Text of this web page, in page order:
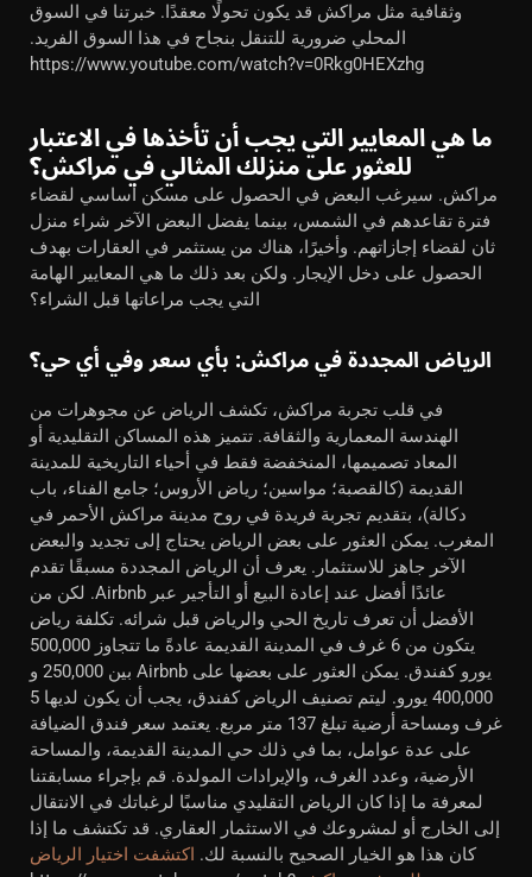
وثقافية مثل مراكش قد يكون تحولًا معقدًا. خبرتنا في السوق
المحلي ضرورية للتنقل بنجاح في هذا السوق الفريد.
https://www.youtube.com/watch?v=0Rkg0HEXzhg
ما هي المعايير التي يجب أن تأخذها في الاعتبار
للعثور على منزلك المثالي في مراكش؟
مراكش. سيرغب البعض في الحصول على مسكن أساسي لقضاء
فترة تقاعدهم في الشمس، بينما يفضل البعض الآخر شراء منزل
ثان لقضاء إجازاتهم. وأخيرًا، هناك من يستثمر في العقارات بهدف
الحصول على دخل الإيجار. ولكن بعد ذلك ما هي المعايير الهامة
التي يجب مراعاتها قبل الشراء؟
الرياض المجددة في مراكش: بأي سعر وفي أي حي؟
في قلب تجربة مراكش، تكشف الرياض عن مجوهرات من
الهندسة المعمارية والثقافة. تتميز هذه المساكن التقليدية أو
المعاد تصميمها، المنخفضة فقط في أحياء التاريخية للمدينة
القديمة (كالقصبة؛ مواسين؛ رياض الأروس؛ جامع الفناء، باب
دكالة)، بتقديم تجربة فريدة في روح مدينة مراكش الأحمر في
المغرب. يمكن العثور على بعض الرياض يحتاج إلى تجديد والبعض
الآخر جاهز للاستثمار. يعرف أن الرياض المجددة مسبقًا تقدم
عائدًا أفضل عند إعادة البيع أو التأجير عبر Airbnb. لكن من
الأفضل أن تعرف تاريخ الحي والرياض قبل شرائه. تكلفة رياض
يتكون من 6 غرف في المدينة القديمة عادةً ما تتجاوز 500,000
يورو كفندق. يمكن العثور على بعضها على Airbnb بين 250,000 و
400,000 يورو. ليتم تصنيف الرياض كفندق، يجب أن يكون لديها 5
غرف ومساحة أرضية تبلغ 137 متر مربع. يعتمد سعر فندق الضيافة
على عدة عوامل، بما في ذلك حي المدينة القديمة، والمساحة
الأرضية، وعدد الغرف، والإيرادات المولدة. قم بإجراء مسابقتنا
لمعرفة ما إذا كان الرياض التقليدي مناسبًا لرغباتك في الانتقال
إلى الخارج أو لمشروعك في الاستثمار العقاري. قد تكتشف ما إذا
كان هذا هو الخيار الصحيح بالنسبة لك. اكتشفت اختيار الرياض